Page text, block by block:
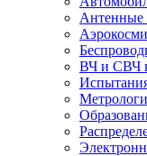
Антенные
ВЧ и СВЧ